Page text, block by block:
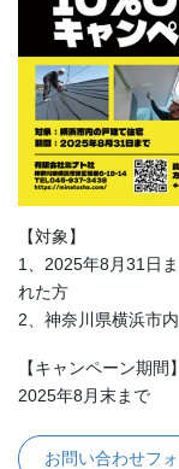
【対象】
1、2025年8月31日
れた方
2、神奈川県横浜市
【キャンペーン期間】
2025年8月末まで
お問い合わせフ